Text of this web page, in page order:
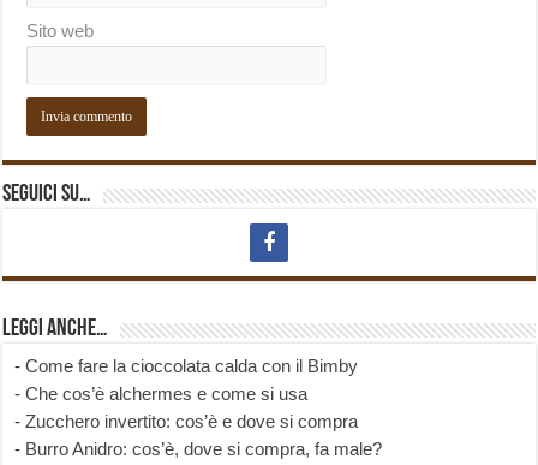
Sito web
Seguici su…
Leggi anche…
-Come fare la cioccolata calda con il Bimby
-Che cos’è alchermes e come si usa
-Zucchero invertito: cos’è e dove si compra
- Burro Anidro: cos’è, dove si compra, fa male?